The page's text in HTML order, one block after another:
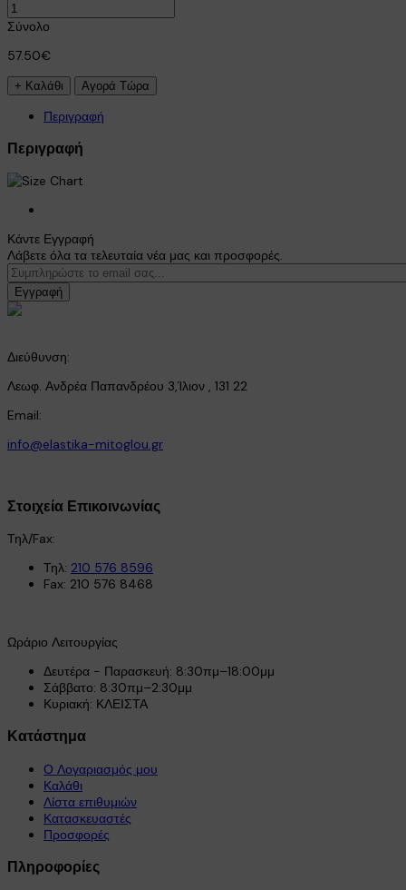
Σύνολο
57.50€
Περιγραφή
Περιγραφή
Κάντε Εγγραφή
Λάβετε όλα τα τελευταία νέα μας και προσφορές.
Εγγραφή
Διεύθυνση:
Λεωφ. Ανδρέα Παπανδρέου 3,Ίλιον , 131 22
Email:
info@elastika-mitoglou.gr
Στοιχεία Επικοινωνίας
Τηλ/Fax:
Τηλ: 210 576 8596
Fax: 210 576 8468
Ωράριο Λειτουργίας
Δευτέρα - Παρασκευή: 8:30πμ–18:00μμ
Σάββατο: 8:30πμ–2:30μμ
Κυριακή: ΚΛΕΙΣΤΑ
Κατάστημα
Ο Λογαριασμός μου
Καλάθι
Λίστα επιθυμιών
Κατασκευαστές
Προσφορές
Πληροφορίες